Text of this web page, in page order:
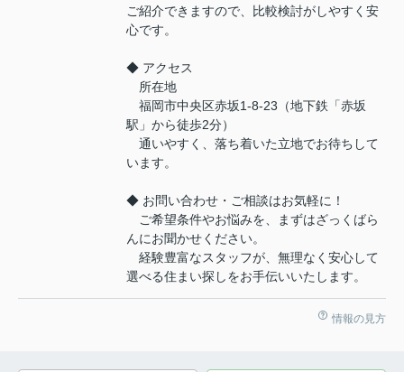
ご紹介できますので、比較検討がしやすく安
心です。
◆ アクセス
所在地
福岡市中央区赤坂1-8-23（地下鉄「赤坂
駅」から徒歩2分）
通いやすく、落ち着いた立地でお待ちして
います。
◆ お問い合わせ・ご相談はお気軽に！
ご希望条件やお悩みを、まずはざっくばら
んにお聞かせください。
経験豊富なスタッフが、無理なく安心して
選べる住まい探しをお手伝いいたします。
情報の見方